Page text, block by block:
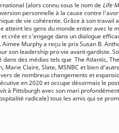
(alors connu sous le nom de Life
personnelle à la cause contre
de vie cohérente. Grâce à son travail
atteint les gens du monde entier avec le
crée et s'engage dans un dialogue
Murphy a reçu le prix Susan B.
son leadership pro-vie avant-gardiste.
dans des médias tels que The Atlantic,
Marie Claire, Slate, MSNBC et bien
de nombreux changements et
en 2020 et occupe désormais le
à Pittsburgh avec son mari
radicale) tous les amis qui se